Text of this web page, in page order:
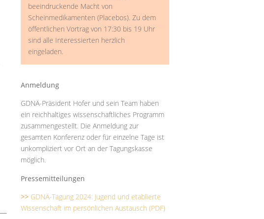
beeindruckende Macht von
Scheinmedikamenten (Placebos). Zu dem
öffentlichen Vortrag von 17:30 bis 19 Uhr
sind alle Interessierten herzlich
eingeladen.
Anmeldung
GDNÄ-Präsident Hofer und sein Team haben
ein reichhaltiges wissenschaftliches Programm
zusammengestellt. Die Anmeldung zur
gesamten Konferenz oder für einzelne Tage ist
unkompliziert vor Ort an der Tagungskasse
möglich.
Pressemitteilungen
>> GDNÄ-Tagung 2024: Jugend und etablierte
Wissenschaft im persönlichen Austausch (PDF)